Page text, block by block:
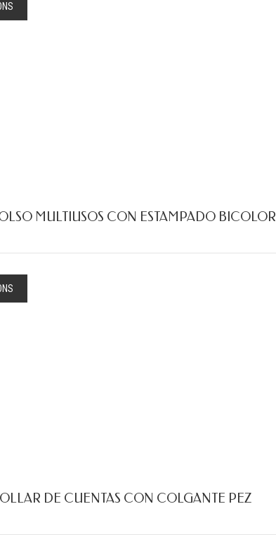
MULTIUSOS CON ESTAMPADO BICOLOR
DE CUENTAS CON COLGANTE PEZ